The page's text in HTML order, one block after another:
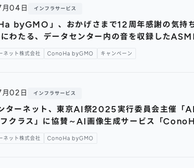
04日 インフラサービス
byGMO」、おかげさまで12周年感謝の気持
わたる、データセンター内の音を収録した
ネット株式会社 ConoHa byGMO キャンペーン
02日 インフラサービス
ターネット、東京AI祭2025実行委員会主催「
クラス」に協賛～AI画像生成サービス「
ネット株式会社 ConoHa byGMO